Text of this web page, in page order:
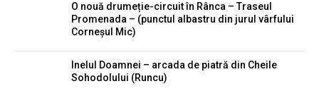
O nouă drumeție-circuit în Rânca – Traseul
Promenada – (punctul albastru din jurul vârfului
Corneșul Mic)
Inelul Doamnei – arcada de piatră din Cheile
Sohodolului (Runcu)